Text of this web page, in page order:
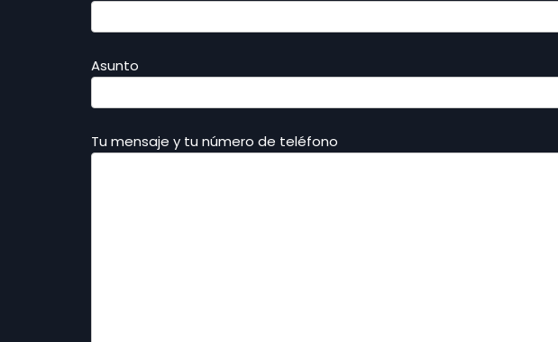
Asunto
Tu mensaje y tu número de teléfono